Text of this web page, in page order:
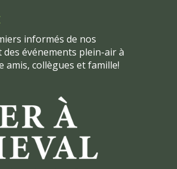
informés de nos
événements plein-air à
amis, collègues et famille!